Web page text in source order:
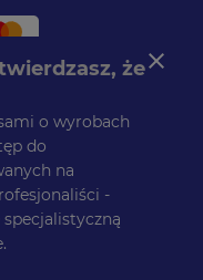
że
o wyrobach
do
na
-
close